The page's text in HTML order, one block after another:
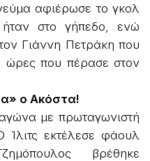
αφιέρωσε το γκολ
στο γήπεδο, ενώ
Γιάννη Πετράκη που
ώρες που πέρασε στον
ο Ακόστα!
με πρωταγωνιστή
Ίλιτς εκτέλεσε φάουλ
βρέθηκε